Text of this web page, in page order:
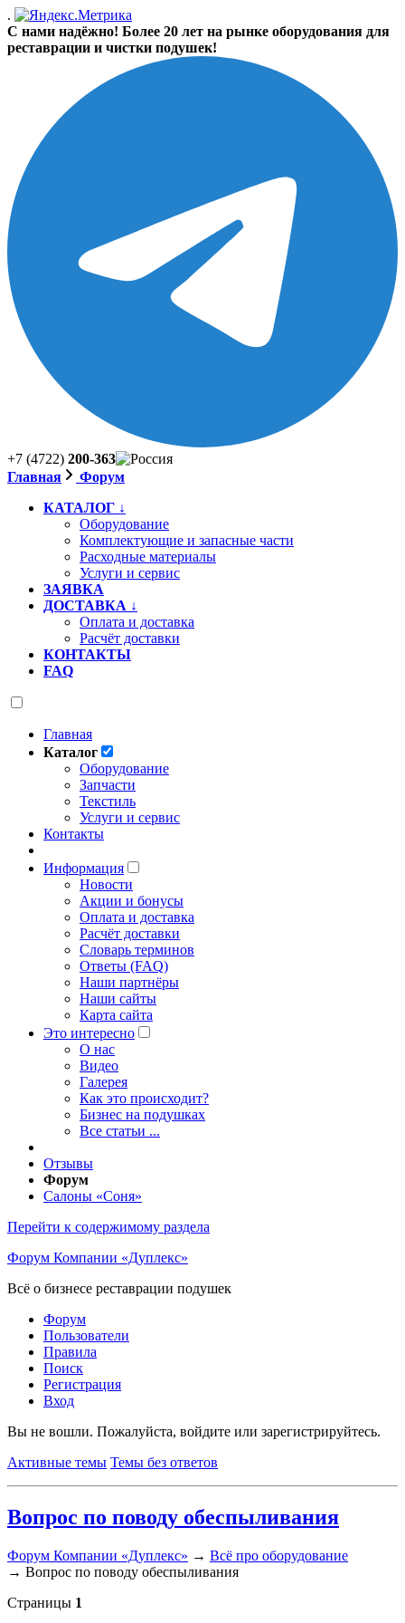
.
С нами надёжно! Более 20 лет на рынке оборудования для
реставрации и чистки подушек!
+7 (4722) 200-363
Главная
Форум
КАТАЛОГ ↓
Оборудование
Комплектующие и запасные части
Расходные материалы
Услуги и сервис
ЗАЯВКА
ДОСТАВКА ↓
Оплата и доставка
Расчёт доставки
КОНТАКТЫ
FAQ
Главная
Каталог
Оборудование
Запчасти
Текстиль
Услуги и сервис
Контакты
Информация
Новости
Акции и бонусы
Оплата и доставка
Расчёт доставки
Словарь терминов
Ответы (FAQ)
Наши партнёры
Наши сайты
Карта сайта
Это интересно
O нас
Видео
Галерея
Как это происходит?
Бизнес на подушках
Все статьи ...
Отзывы
Форум
Салоны «Соня»
Перейти к содержимому раздела
Форум Компании «Дуплекс»
Всё о бизнесе реставрации подушек
Форум
Пользователи
Правила
Поиск
Регистрация
Вход
Вы не вошли. Пожалуйста, войдите или зарегистрируйтесь.
Активные темы Темы без ответов
Вопрос по поводу обеспыливания
Форум Компании «Дуплекс» → Всё про оборудование
→ Вопрос по поводу обеспыливания
Страницы 1